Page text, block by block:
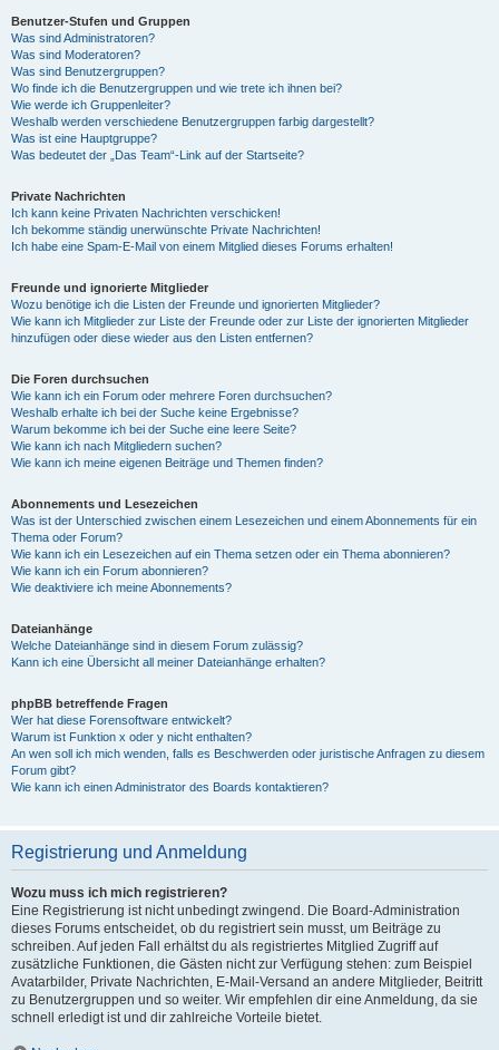
Benutzer-Stufen und Gruppen
Was sind Administratoren?
Was sind Moderatoren?
Was sind Benutzergruppen?
Wo finde ich die Benutzergruppen und wie trete ich ihnen bei?
Wie werde ich Gruppenleiter?
Weshalb werden verschiedene Benutzergruppen farbig dargestellt?
Was ist eine Hauptgruppe?
Was bedeutet der „Das Team“-Link auf der Startseite?
Private Nachrichten
Ich kann keine Privaten Nachrichten verschicken!
Ich bekomme ständig unerwünschte Private Nachrichten!
Ich habe eine Spam-E-Mail von einem Mitglied dieses Forums erhalten!
Freunde und ignorierte Mitglieder
Wozu benötige ich die Listen der Freunde und ignorierten Mitglieder?
Wie kann ich Mitglieder zur Liste der Freunde oder zur Liste der ignorierten Mitglieder
hinzufügen oder diese wieder aus den Listen entfernen?
Die Foren durchsuchen
Wie kann ich ein Forum oder mehrere Foren durchsuchen?
Weshalb erhalte ich bei der Suche keine Ergebnisse?
Warum bekomme ich bei der Suche eine leere Seite?
Wie kann ich nach Mitgliedern suchen?
Wie kann ich meine eigenen Beiträge und Themen finden?
Abonnements und Lesezeichen
Was ist der Unterschied zwischen einem Lesezeichen und einem Abonnements für ein
Thema oder Forum?
Wie kann ich ein Lesezeichen auf ein Thema setzen oder ein Thema abonnieren?
Wie kann ich ein Forum abonnieren?
Wie deaktiviere ich meine Abonnements?
Dateianhänge
Welche Dateianhänge sind in diesem Forum zulässig?
Kann ich eine Übersicht all meiner Dateianhänge erhalten?
phpBB betreffende Fragen
Wer hat diese Forensoftware entwickelt?
Warum ist Funktion x oder y nicht enthalten?
An wen soll ich mich wenden, falls es Beschwerden oder juristische Anfragen zu diesem
Forum gibt?
Wie kann ich einen Administrator des Boards kontaktieren?
Registrierung und Anmeldung
Wozu muss ich mich registrieren?
Eine Registrierung ist nicht unbedingt zwingend. Die Board-Administration
dieses Forums entscheidet, ob du registriert sein musst, um Beiträge zu
schreiben. Auf jeden Fall erhältst du als registriertes Mitglied Zugriff auf
zusätzliche Funktionen, die Gästen nicht zur Verfügung stehen: zum Beispiel
Avatarbilder, Private Nachrichten, E-Mail-Versand an andere Mitglieder, Beitritt
zu Benutzergruppen und so weiter. Wir empfehlen dir eine Anmeldung, da sie
schnell erledigt ist und dir zahlreiche Vorteile bietet.